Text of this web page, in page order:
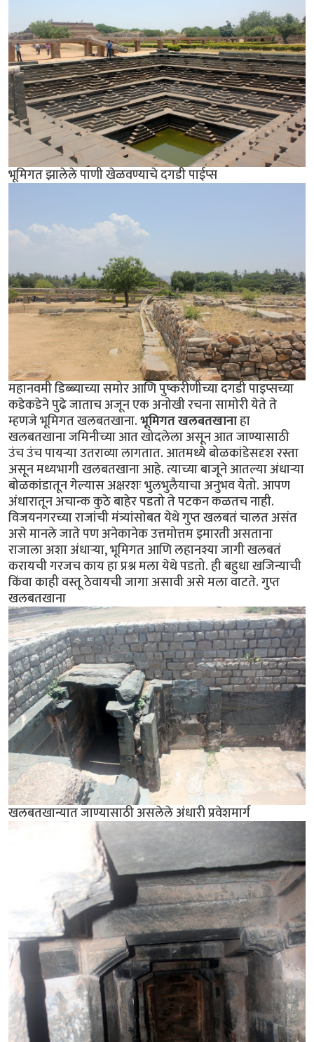
भूमिगत झालेले पाणी खेळवण्याचे दगडी पाईप्स
महानवमी डिब्ब्याच्या समोर आणि पुष्करीणीच्या दगडी पाइप्सच्या
कडेकडेने पुढे जाताच अजून एक अनोखी रचना सामोरी येते ते
म्हणजे भूमिगत खलबतखाना.भूमिगत खलबतखानाहा
खलबतखाना जमिनीच्या आत खोदलेला असून आत जाण्यासाठी
उंच उंच पायर्‍या उतराव्या लागतात. आतमध्ये बोळकांडेसदृश रस्ता
असून मध्यभागी खलबतखाना आहे. त्याच्या बाजूने आतल्या अंधार्‍या
बोळकांडातून गेल्यास अक्षरशः भुलभुलैयाचा अनुभव येतो. आपण
अंधारातून अचान्क कुठे बाहेर पडतो ते पटकन कळतच नाही.
विजयनगरच्या राजांची मंत्र्यांसोबत येथे गुप्त खलबतं चालत असंत
असे मानले जाते पण अनेकानेक उत्तमोत्तम इमारती असताना
राजाला अशा अंधार्‍या, भूमिगत आणि लहानश्या जागी खलबतं
करायची गरजच काय हा प्रश्न मला येथे पडतो. ही बहुधा खजिन्याची
किंवा काही वस्तू ठेवायची जागा असावी असे मला वाटते. गुप्त
खलबतखाना
खलबतखान्यात जाण्यासाठी असलेले अंधारी प्रवेशमार्ग